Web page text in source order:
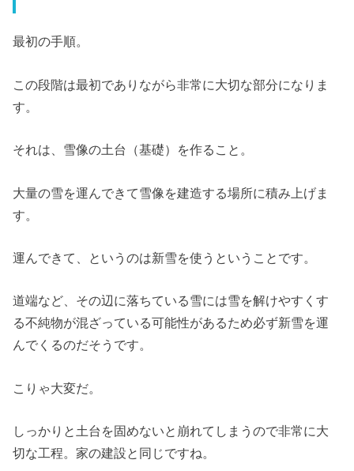
最初の手順。
この段階は最初でありながら非常に大切な部分になりま
す。
それは、雪像の土台（基礎）を作ること。
大量の雪を運んできて雪像を建造する場所に積み上げま
す。
運んできて、というのは新雪を使うということです。
道端など、その辺に落ちている雪には雪を解けやすくす
る不純物が混ざっている可能性があるため必ず新雪を運
んでくるのだそうです。
こりゃ大変だ。
しっかりと土台を固めないと崩れてしまうので非常に大
切な工程。家の建設と同じですね。